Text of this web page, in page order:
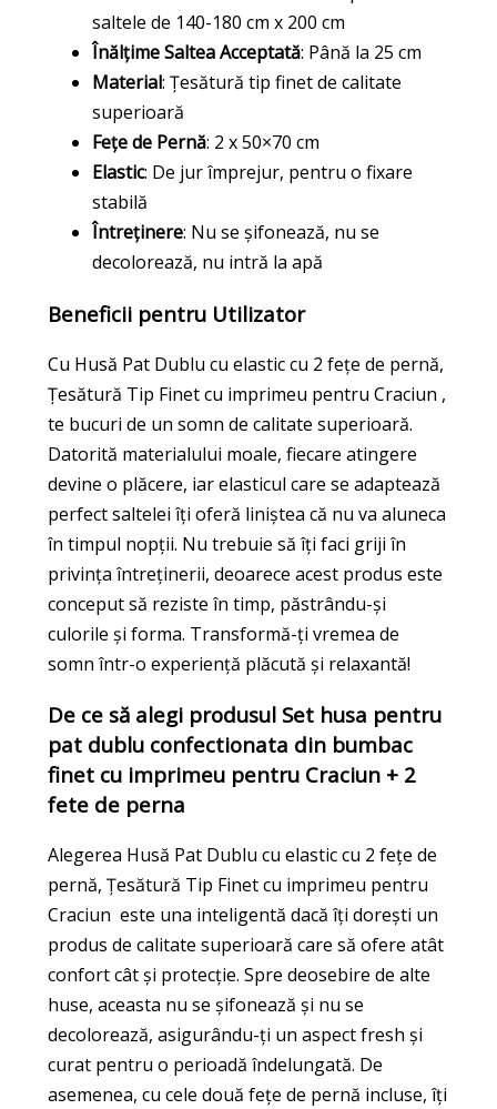
saltele de 140-180 cm x 200 cm
Înălțime Saltea Acceptată: Până la 25 cm
Material: Țesătură tip finet de calitate
superioară
Fețe de Pernă: 2 x 50×70 cm
Elastic: De jur împrejur, pentru o fixare
stabilă
Întreținere: Nu se șifonează, nu se
decolorează, nu intră la apă
Beneficii pentru Utilizator
Cu Husă Pat Dublu cu elastic cu 2 fețe de pernă,
Țesătură Tip Finet cu imprimeu pentru Craciun ,
te bucuri de un somn de calitate superioară.
Datorită materialului moale, fiecare atingere
devine o plăcere, iar elasticul care se adaptează
perfect saltelei îți oferă liniștea că nu va aluneca
în timpul nopții. Nu trebuie să îți faci griji în
privința întreținerii, deoarece acest produs este
conceput să reziste în timp, păstrându-și
culorile și forma. Transformă-ți vremea de
somn într-o experiență plăcută și relaxantă!
De ce să alegi produsul Set husa pentru
pat dublu confectionata din bumbac
finet cu imprimeu pentru Craciun + 2
fete de perna
Alegerea Husă Pat Dublu cu elastic cu 2 fețe de
pernă, Țesătură Tip Finet cu imprimeu pentru
Craciun este una inteligentă dacă îți dorești un
produs de calitate superioară care să ofere atât
confort cât și protecție. Spre deosebire de alte
huse, aceasta nu se șifonează și nu se
decolorează, asigurându-ți un aspect fresh și
curat pentru o perioadă îndelungată. De
asemenea, cu cele două fețe de pernă incluse, îți